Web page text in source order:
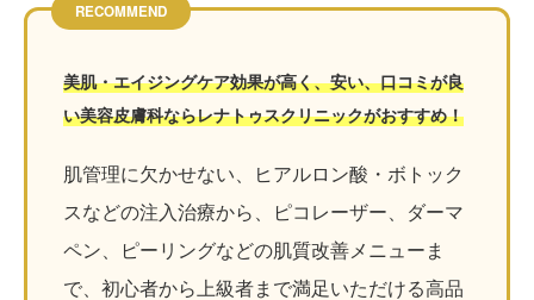
RECOMMEND
美肌・エイジングケア効果が高く、安い、口コミが良
い美容皮膚科ならレナトゥスクリニックがおすすめ！
肌管理に欠かせない、ヒアルロン酸・ボトック
スなどの注入治療から、ピコレーザー、ダーマ
ペン、ピーリングなどの肌質改善メニューま
で、初心者から上級者まで満足いただける高品